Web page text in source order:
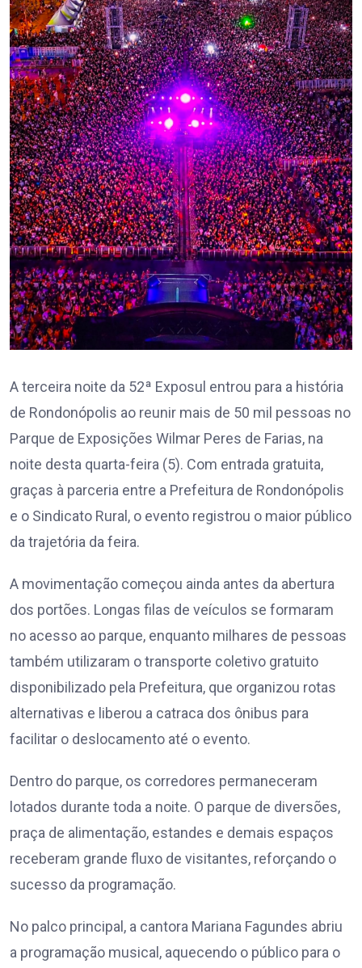
A terceira noite da 52ª Exposul entrou para a história
de Rondonópolis ao reunir mais de 50 mil pessoas no
Parque de Exposições Wilmar Peres de Farias, na
noite desta quarta-feira (5). Com entrada gratuita,
graças à parceria entre a Prefeitura de Rondonópolis
e o Sindicato Rural, o evento registrou o maior público
da trajetória da feira.
A movimentação começou ainda antes da abertura
dos portões. Longas filas de veículos se formaram
no acesso ao parque, enquanto milhares de pessoas
também utilizaram o transporte coletivo gratuito
disponibilizado pela Prefeitura, que organizou rotas
alternativas e liberou a catraca dos ônibus para
facilitar o deslocamento até o evento.
Dentro do parque, os corredores permaneceram
lotados durante toda a noite. O parque de diversões,
praça de alimentação, estandes e demais espaços
receberam grande fluxo de visitantes, reforçando o
sucesso da programação.
No palco principal, a cantora Mariana Fagundes abriu
a programação musical, aquecendo o público para o